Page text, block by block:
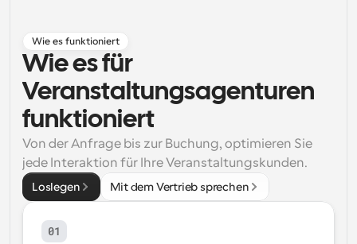
Supercharged Planung mit KI-gestützten Anrufen
Automatisieren Sie die Planung und Erinnerungen
Blog
Bleiben Sie auf dem Laufenden über die neuesten
Nachrichten und Updates.
Sofortige Besprechungen
Treffen Sie sich in wenigen Minuten mit Kunden
Dynamische Gruppenlinks
Wie es funktioniert
Wie es für
Veranstaltungsagenturen
funktioniert
Von der Anfrage bis zur Buchung, optimieren Sie
jede Interaktion für Ihre Veranstaltungskunden.
Loslegen Mit dem Vertrieb sprechen
01